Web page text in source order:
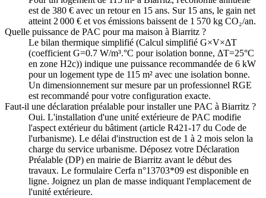
est de 380 € avec un retour en 15 ans. Sur 15 ans, le gain net
atteint 2 000 € et vos émissions baissent de 1 570 kg CO₂/an.
Quelle puissance de PAC pour ma maison à Biarritz ?
Le bilan thermique simplifié (Calcul simplifié G×V×ΔT
(coefficient G=0.7 W/m³.°C pour isolation bonne, ΔT=25°C
en zone H2c)) indique une puissance recommandée de 6 kW
pour un logement type de 115 m² avec une isolation bonne.
Un dimensionnement sur mesure par un professionnel RGE
est recommandé pour votre configuration exacte.
Faut-il une déclaration préalable pour installer une PAC à Biarritz ?
Oui. L'installation d'une unité extérieure de PAC modifie
l'aspect extérieur du bâtiment (article R421-17 du Code de
l'urbanisme). Le délai d'instruction est de 1 à 2 mois selon la
charge du service urbanisme. Déposez votre Déclaration
Préalable (DP) en mairie de Biarritz avant le début des
travaux. Le formulaire Cerfa n°13703*09 est disponible en
ligne. Joignez un plan de masse indiquant l'emplacement de
l'unité extérieure.